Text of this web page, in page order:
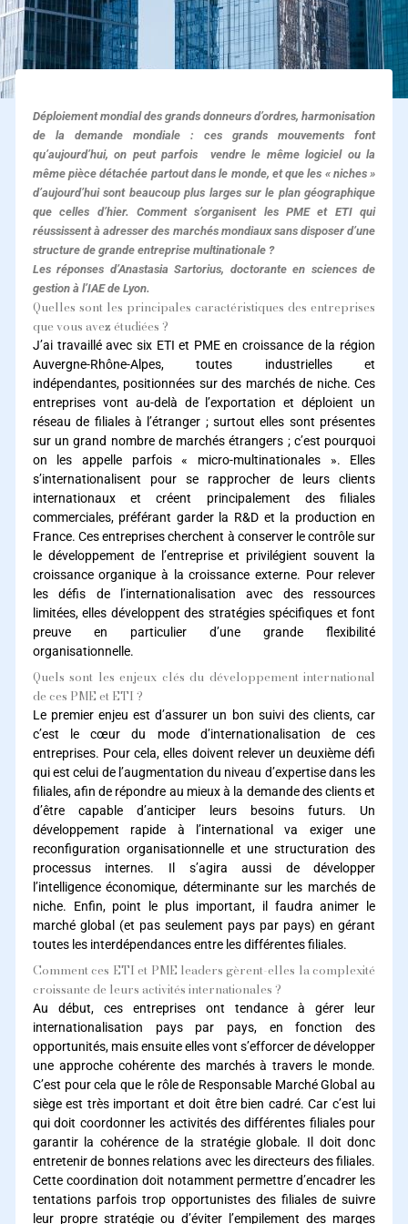
Déploiement mondial des grands donneurs d’ordres, harmonisation
de la demande mondiale : ces grands mouvements font
qu’aujourd’hui, on peut parfois vendre le même logiciel ou la
même pièce détachée partout dans le monde, et que les « niches »
d’aujourd’hui sont beaucoup plus larges sur le plan géographique
que celles d’hier. Comment s’organisent les PME et ETI qui
réussissent à adresser des marchés mondiaux sans disposer d’une
structure de grande entreprise multinationale ?
Les réponses d’Anastasia Sartorius, doctorante en sciences de
gestion à l’IAE de Lyon.
Quelles sont les principales caractéristiques des entreprises
que vous avez étudiées ?
J’ai travaillé avec six ETI et PME en croissance de la région
Auvergne-Rhône-Alpes, toutes industrielles et
indépendantes, positionnées sur des marchés de niche. Ces
entreprises vont au-delà de l’exportation et déploient un
réseau de filiales à l’étranger ; surtout elles sont présentes
sur un grand nombre de marchés étrangers ; c’est pourquoi
on les appelle parfois « micro-multinationales ». Elles
s’internationalisent pour se rapprocher de leurs clients
internationaux et créent principalement des filiales
commerciales, préférant garder la R&D et la production en
France. Ces entreprises cherchent à conserver le contrôle sur
le développement de l’entreprise et privilégient souvent la
croissance organique à la croissance externe. Pour relever
les défis de l’internationalisation avec des ressources
limitées, elles développent des stratégies spécifiques et font
preuve en particulier d’une grande flexibilité
organisationnelle.
Quels sont les enjeux clés du développement international
de ces PME et ETI ?
Le premier enjeu est d’assurer un bon suivi des clients, car
c’est le cœur du mode d’internationalisation de ces
entreprises. Pour cela, elles doivent relever un deuxième défi
qui est celui de l’augmentation du niveau d’expertise dans les
filiales, afin de répondre au mieux à la demande des clients et
d’être capable d’anticiper leurs besoins futurs. Un
développement rapide à l’international va exiger une
reconfiguration organisationnelle et une structuration des
processus internes. Il s’agira aussi de développer
l’intelligence économique, déterminante sur les marchés de
niche. Enfin, point le plus important, il faudra animer le
marché global (et pas seulement pays par pays) en gérant
toutes les interdépendances entre les différentes filiales.
Comment ces ETI et PME leaders gèrent-elles la complexité
croissante de leurs activités internationales ?
Au début, ces entreprises ont tendance à gérer leur
internationalisation pays par pays, en fonction des
opportunités, mais ensuite elles vont s’efforcer de développer
une approche cohérente des marchés à travers le monde.
C’est pour cela que le rôle de Responsable Marché Global au
siège est très important et doit être bien cadré. Car c’est lui
qui doit coordonner les activités des différentes filiales pour
garantir la cohérence de la stratégie globale. Il doit donc
entretenir de bonnes relations avec les directeurs des filiales.
Cette coordination doit notamment permettre d’encadrer les
tentations parfois trop opportunistes des filiales de suivre
leur propre stratégie ou d’éviter l’empilement des marges